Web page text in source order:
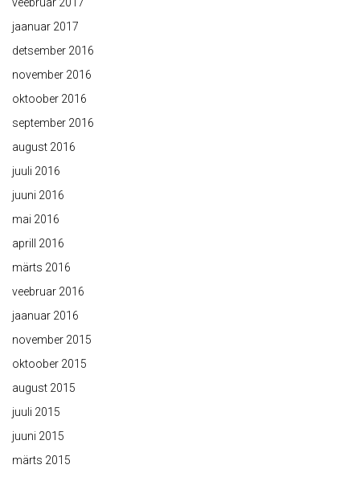
veebruar 2017
jaanuar 2017
detsember 2016
november 2016
oktoober 2016
september 2016
august 2016
juuli 2016
juuni 2016
mai 2016
aprill 2016
märts 2016
veebruar 2016
jaanuar 2016
november 2015
oktoober 2015
august 2015
juuli 2015
juuni 2015
märts 2015